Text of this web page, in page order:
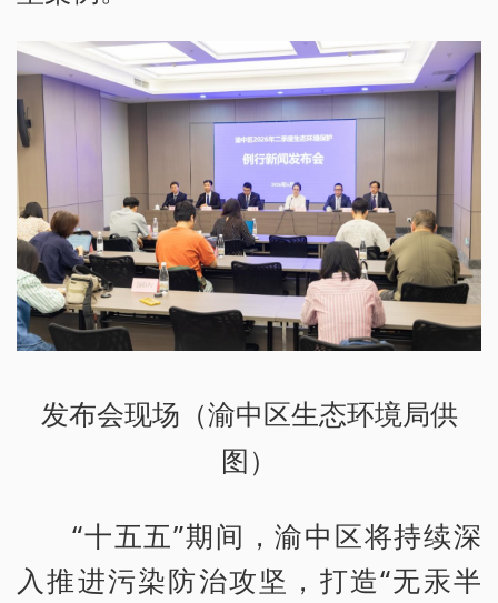
发布会现场（渝中区生态环境局供
图）
“十五五”期间，渝中区将持续深
入推进污染防治攻坚，打造“无汞半